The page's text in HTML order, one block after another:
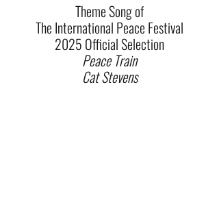
Theme Song of
The International Peace Festival
2025 Official Selection
Peace Train
Cat Stevens